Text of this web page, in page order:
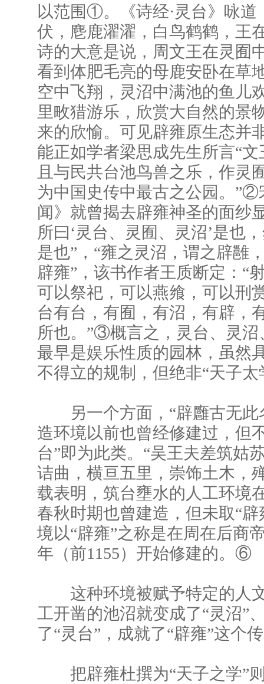
以范围①。《诗经·灵台》咏道
伏，麀鹿濯濯，白鸟鹤鹤，王
诗的大意是说，周文王在灵囿
看到体肥毛亮的母鹿安卧在草
空中飞翔，灵沼中满池的鱼儿
里畋猎游乐，欣赏大自然的景
来的欣愉。可见辟雍原生态并
能正如学者梁思成先生所言“
且与民共台池鸟兽之乐，作灵
为中国史传中最古之公园。”②
闻》就曾揭去辟雍神圣的面纱
所曰‘灵台、灵囿、灵沼’是也
是也”，“雍之灵沼，谓之辟雝
辟雍”，该书作者王质断定：“
可以祭祀，可以燕飨，可以刑
台有台，有囿，有沼，有辟，
所也。”③概言之，灵台、灵沼
最早是娱乐性质的园林，虽然
不得立的规制，但绝非“天子太
另一个方面，“辟廱古无此
造环境以前也曾经修建过，但
台”即为此类。“吴王夫差筑姑
诘曲，横亘五里，崇饰土木，
载表明，筑台壅水的人工环境
春秋时期也曾建造，但未取“
境以“辟雍”之称是在周在后商
年（前1155）开始修建的。⑥
这种环境被赋予特定的人
工开凿的池沼就变成了“灵沼”
了“灵台”，成就了“辟雍”这个
把辟雍杜撰为“天子之学”